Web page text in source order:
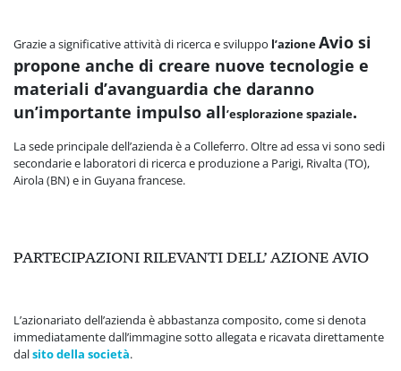
Grazie a significative attività di ricerca e sviluppo l’azioneAvio si
propone anche di creare nuove tecnologie e
materiali d’avanguardia che daranno
un’importante impulso all’esplorazione spaziale.
La sede principale dell’azienda è a Colleferro. Oltre ad essa vi sono sedi
secondarie e laboratori di ricerca e produzione a Parigi, Rivalta (TO),
Airola (BN) e in Guyana francese.
PARTECIPAZIONI RILEVANTI DELL’ AZIONE AVIO
L’azionariato dell’azienda è abbastanza composito, come si denota
immediatamente dall’immagine sotto allegata e ricavata direttamente
dalsito della società.